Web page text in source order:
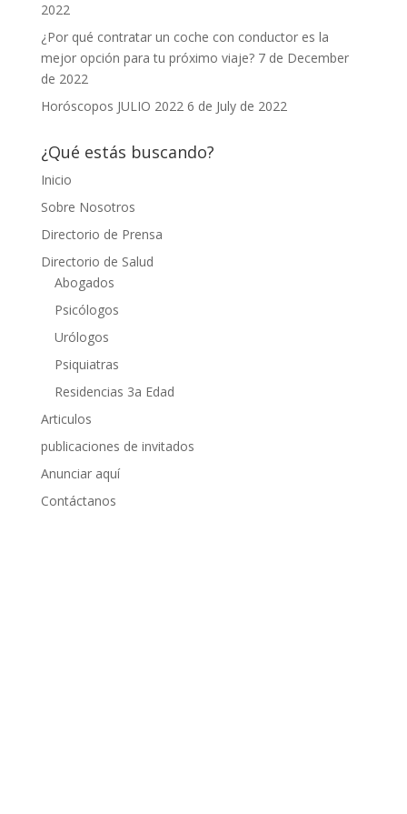
2022
¿Por qué contratar un coche con conductor es la
mejor opción para tu próximo viaje? 7 de December
de 2022
Horóscopos JULIO 2022 6 de July de 2022
¿Qué estás buscando?
Inicio
Sobre Nosotros
Directorio de Prensa
Directorio de Salud
Abogados
Psicólogos
Urólogos
Psiquiatras
Residencias 3a Edad
Articulos
publicaciones de invitados
Anunciar aquí
Contáctanos